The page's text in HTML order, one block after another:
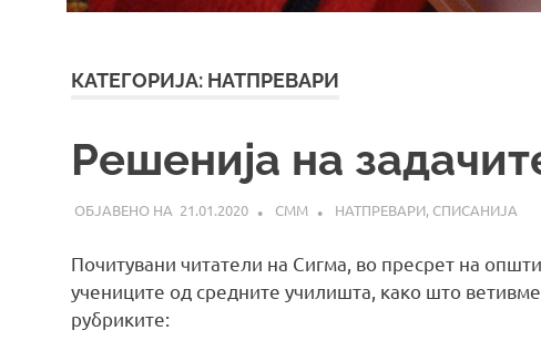
КАТЕГОРИЈА: НАТПРЕВАРИ
Решенија на
21.01.2020 СММ НАТПРЕВАРИ, СПИСАНИЈА
Почитувани читатели на Сигма, во пресрет на
учениците од средните училишта, како што
рубриките: